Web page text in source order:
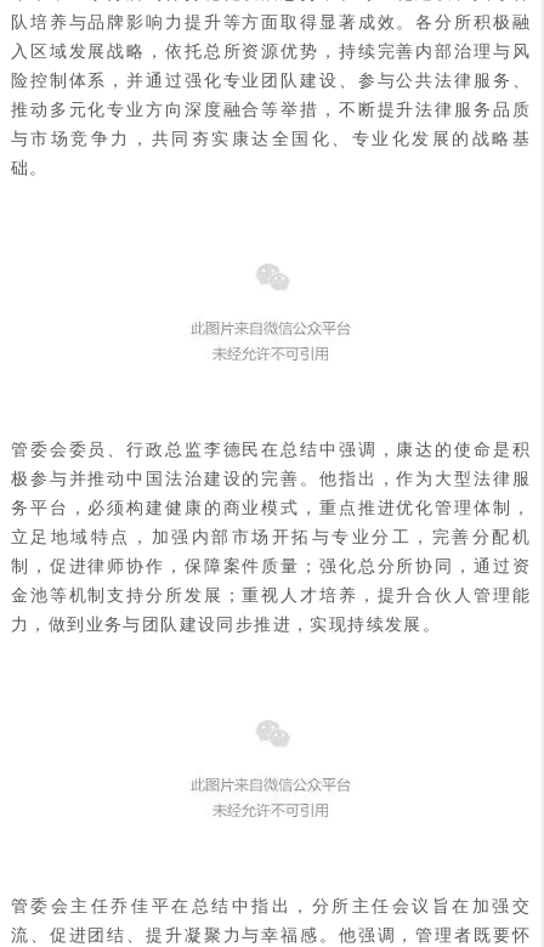
队培养与品牌影响力提升等方面取得显著成效。各分所积极融
入区域发展战略，依托总所资源优势，持续完善内部治理与风
险控制体系，并通过强化专业团队建设、参与公共法律服务、
推动多元化专业方向深度融合等举措，不断提升法律服务品质
与市场竞争力，共同夯实康达全国化、专业化发展的战略基
础。
管委会委员、行政总监李德民在总结中强调，康达的使命是积
极参与并推动中国法治建设的完善。他指出，作为大型法律服
务平台，必须构建健康的商业模式，重点推进优化管理体制，
立足地域特点，加强内部市场开拓与专业分工，完善分配机
制，促进律师协作，保障案件质量；强化总分所协同，通过资
金池等机制支持分所发展；重视人才培养，提升合伙人管理能
力，做到业务与团队建设同步推进，实现持续发展。
管委会主任乔佳平在总结中指出，分所主任会议旨在加强交
流、促进团结、提升凝聚力与幸福感。他强调，管理者既要怀